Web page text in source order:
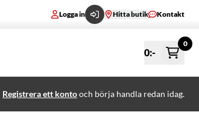
Logga in Hitta butik Kontakt
0:-
0
Registrera ett kontooch börja handla redan idag.